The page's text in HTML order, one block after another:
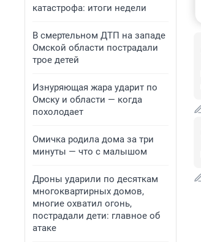
катастрофа: итоги недели
В смертельном ДТП на западе
Омской области пострадали
трое детей
Изнуряющая жара ударит по
Омску и области — когда
похолодает
Омичка родила дома за три
минуты — что с малышом
Дроны ударили по десяткам
многоквартирных домов,
многие охватил огонь,
пострадали дети: главное об
атаке